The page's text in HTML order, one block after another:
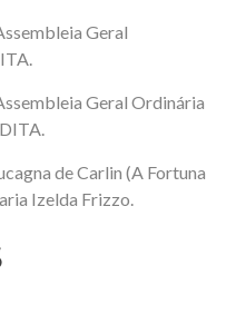
Geral
Geral Ordinária
de Carlin (A Fortuna
Izelda Frizzo.